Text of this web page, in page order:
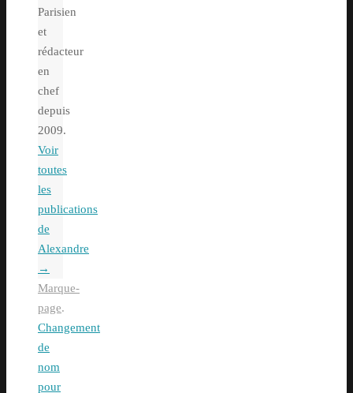
Parisien
et
rédacteur
en
chef
depuis
2009.
Voir
toutes
les
publications
de
Alexandre
→
Marque-
page.
Changement
de
nom
pour